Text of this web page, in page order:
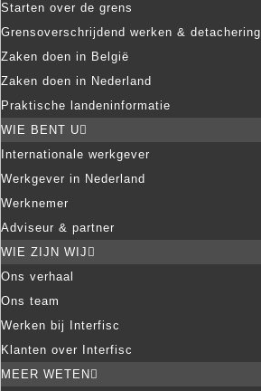
Starten over de grens
Grensoverschrijdend werken & detachering
Zaken doen in België
Zaken doen in Nederland
Praktische landeninformatie
WIE BENT U
Internationale werkgever
Werkgever in Nederland
Werknemer
Adviseur & partner
WIE ZIJN WIJ
Ons verhaal
Ons team
Werken bij Interfisc
Klanten over Interfisc
MEER WETEN